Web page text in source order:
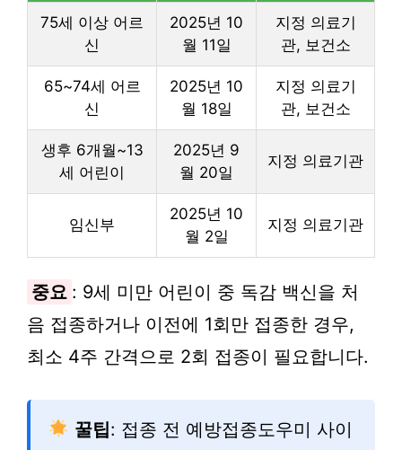
75세 이상 어르
신
2025년 10
월 11일
지정 의료기
관, 보건소
65~74세 어르
신
2025년 10
월 18일
지정 의료기
관, 보건소
생후 6개월~13
세 어린이
2025년 9
월 20일
지정 의료기관
임신부
2025년 10
월 2일
지정 의료기관
중요 : 9세 미만 어린이 중 독감 백신을 처
음 접종하거나 이전에 1회만 접종한 경우,
최소 4주 간격으로 2회 접종이 필요합니다.
꿀팁: 접종 전 예방접종도우미 사이